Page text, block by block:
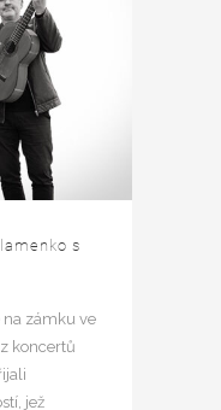
s
na zámku ve
koncertů
jež